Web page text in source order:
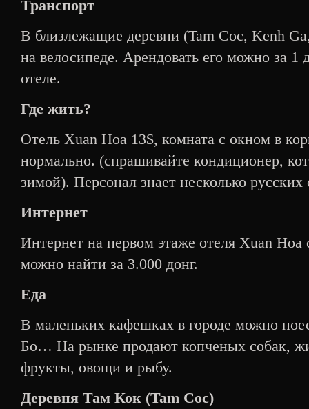
Транспорт
В близлежащие деревни (Tam Coc, Kenh
на велосипеде. Арендовать его можно за 1
отеле.
Где жить?
Отель Xuan Hoa 13$, комната с окном в
нормально. (спрашивайте кондиционер,
зимой). Персонал знает несколько русских
Интернет
Интернет на первом этаже отеля Xuan Hoa
можно найти за 3.000 донг.
Еда
В маленьких кафешках в городе можно
Бо… На рынке продают копченых собак,
фрукты, овощи и рыбу.
Деревня Там Кок (Tam Coc)